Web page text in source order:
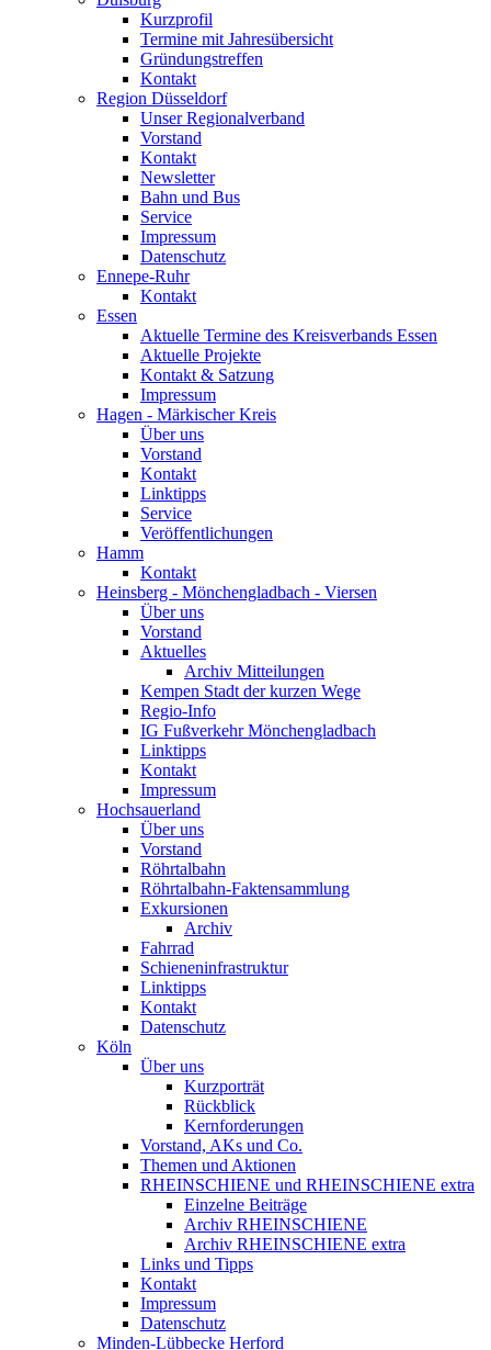
Kurzprofil
Termine mit Jahresübersicht
Gründungstreffen
Kontakt
Region Düsseldorf
Unser Regionalverband
Vorstand
Kontakt
Newsletter
Bahn und Bus
Service
Impressum
Datenschutz
Ennepe-Ruhr
Kontakt
Essen
Aktuelle Termine des Kreisverbands Essen
Aktuelle Projekte
Kontakt & Satzung
Impressum
Hagen - Märkischer Kreis
Über uns
Vorstand
Kontakt
Linktipps
Service
Veröffentlichungen
Hamm
Kontakt
Heinsberg - Mönchengladbach - Viersen
Über uns
Vorstand
Aktuelles
Archiv Mitteilungen
Kempen Stadt der kurzen Wege
Regio-Info
IG Fußverkehr Mönchengladbach
Linktipps
Kontakt
Impressum
Hochsauerland
Über uns
Vorstand
Röhrtalbahn
Röhrtalbahn-Faktensammlung
Exkursionen
Archiv
Fahrrad
Schieneninfrastruktur
Linktipps
Kontakt
Datenschutz
Köln
Über uns
Kurzporträt
Rückblick
Kernforderungen
Vorstand, AKs und Co.
Themen und Aktionen
RHEINSCHIENE und RHEINSCHIENE extra
Einzelne Beiträge
Archiv RHEINSCHIENE
Archiv RHEINSCHIENE extra
Links und Tipps
Kontakt
Impressum
Datenschutz
Minden-Lübbecke Herford